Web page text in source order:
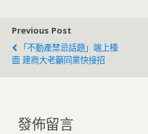
Previous Post
「不動產禁忌話題」端上檯
面 建商大老籲同業快接招
發佈留言